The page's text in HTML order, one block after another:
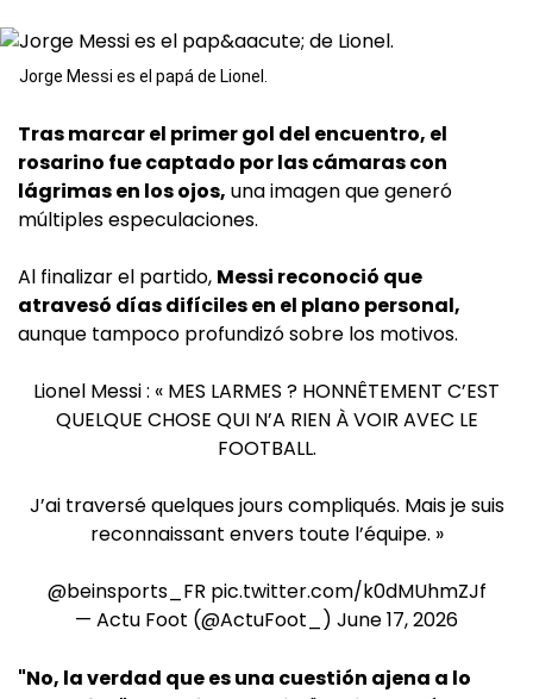
Jorge Messi es el papá de Lionel.
Tras marcar el primer gol del encuentro, el
rosarino fue captado por las cámaras con
lágrimas en los ojos, una imagen que generó
múltiples especulaciones.
Al finalizar el partido, Messi reconoció que
atravesó días difíciles en el plano personal,
aunque tampoco profundizó sobre los motivos.
Lionel Messi : « MES LARMES ? HONNÊTEMENT C’EST
QUELQUE CHOSE QUI N’A RIEN À VOIR AVEC LE
FOOTBALL.
J’ai traversé quelques jours compliqués. Mais je suis
reconnaissant envers toute l’équipe. »
@beinsports_FR pic.twitter.com/k0dMUhmZJf
— Actu Foot (@ActuFoot_) June 17, 2026
"No, la verdad que es una cuestión ajena a lo